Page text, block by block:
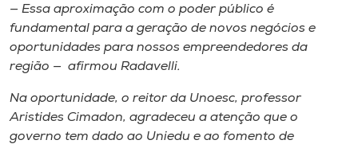
— Essa aproximação com o poder público é
fundamental para a geração de novos negócios e
oportunidades para nossos empreendedores da
região — afirmou Radavelli.
Na oportunidade, o reitor da Unoesc, professor
Aristides Cimadon, agradeceu a atenção que o
governo tem dado ao Uniedu e ao fomento de